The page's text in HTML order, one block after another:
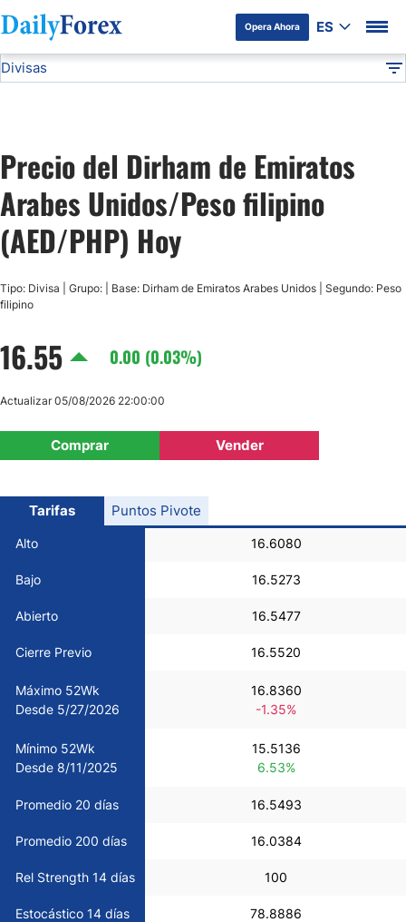
Opera Ahora ES
Divulgación del Anunciante
Divisas
USD/JPY
GBP/USD
USD/CHF
Todas las Divisas
Materias Primas
Indices
Precio del Dirham de Emiratos
Arabes Unidos/Peso filipino
(AED/PHP) Hoy
Tipo: Divisa | Grupo: | Base: Dirham de Emiratos Arabes Unidos | Segundo: Peso
filipino
16.55 0.00 (0.03%)
Comprar Vender
Actualizar 05/08/2026 22:00:00
Tarifas
Alto 16.6080
Bajo 16.5273
Abierto 16.5477
Cierre Previo 16.5520
Máximo 52Wk
Desde 5/27/2026
16.8360
-1.35%
Mínimo 52Wk
Desde 8/11/2025
15.5136
6.53%
Promedio 20 días 16.5493
Promedio 200 días 16.0384
Rel Strength 14 días 100
Estocástico 14 días 78.8886
Puntos Pivote